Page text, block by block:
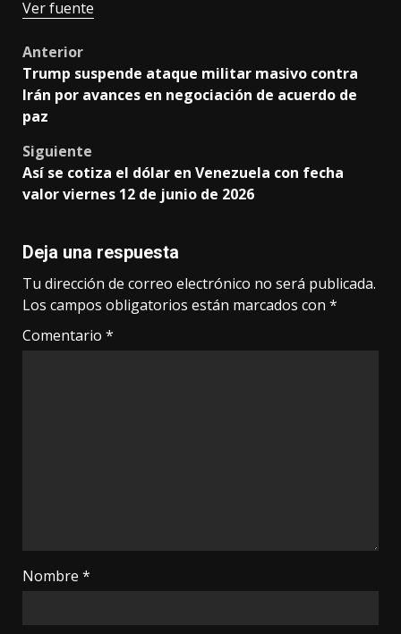
Ver fuente
Post
navigation
Anterior
Trump suspende ataque militar masivo contra
Irán por avances en negociación de acuerdo de
paz
Siguiente
Así se cotiza el dólar en Venezuela con fecha
valor viernes 12 de junio de 2026
Deja una respuesta
Tu dirección de correo electrónico no será publicada.
Los campos obligatorios están marcados con *
Comentario *
Nombre *